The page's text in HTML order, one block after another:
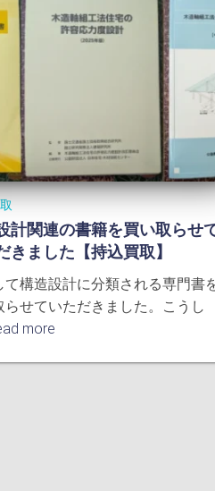
計関連の書籍を買い取らせ
きました【持込買取】
て構造設計に分類される専門書
らせていただきました。こうし
more